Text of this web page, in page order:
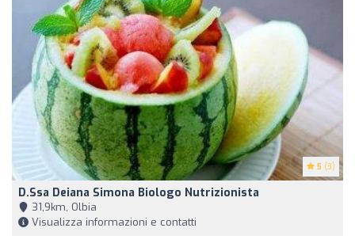
5 (3)
D.ssa Deiana Simona Biologo Nutrizionista
31,9km, Olbia
Visualizza informazioni e contatti